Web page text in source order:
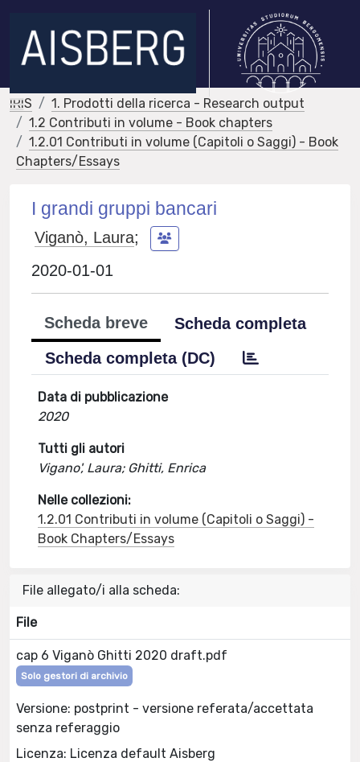
IRIS
1. Prodotti della ricerca - Research output
1.2 Contributi in volume - Book chapters
1.2.01 Contributi in volume (Capitoli o Saggi) - Book
Chapters/Essays
I grandi gruppi bancari
Viganò, Laura;
2020-01-01
Scheda breve
Scheda completa
Scheda completa (DC)
Data di pubblicazione
2020
Tutti gli autori
Vigano', Laura; Ghitti, Enrica
Nelle collezioni:
1.2.01 Contributi in volume (Capitoli o Saggi) -
Book Chapters/Essays
File allegato/i alla scheda:
File
cap 6 Viganò Ghitti 2020 draft.pdf
Solo gestori di archivio
Versione: postprint - versione referata/accettata
senza referaggio
Licenza: Licenza default Aisberg